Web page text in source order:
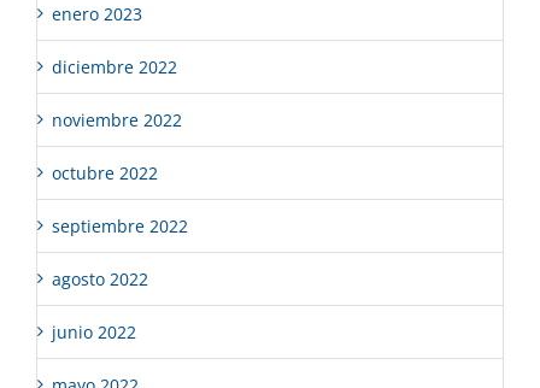
enero 2023
diciembre 2022
noviembre 2022
octubre 2022
septiembre 2022
agosto 2022
junio 2022